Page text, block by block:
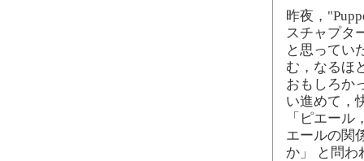
昨夜，
スチャプタ
と思ってい
む，なるほ
おもしろか
い進めて，
「ピエー
エールの関
か」 と問わ